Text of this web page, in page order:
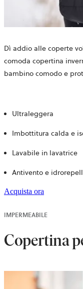
Dì addio alle coperte
comoda copertina
bambino comodo e
Ultraleggera
Imbottitura calda e
Lavabile in lavatrice
Antivento e
Acquista ora
IMPERMEABILE
Copertina